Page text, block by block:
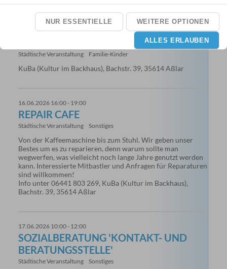
16.06.2026 15:15 - 18:30
Städtische Veranstaltung Familie-Kinder
KuBa (Kultur im Backhaus), Bachstr. 39, 35614 Aßlar
16.06.2026 16:00 - 19:00
REPAIR CAFE
Städtische Veranstaltung Sonstiges
Von der Kaffeemaschine bis zum Stuhl. Wir geben unser
Bestes um es zu reparieren, denn warum sollte man
wegwerfen, was vielleicht noch lange Jahre genutzt werden
kann. Interessierte Mitbastler und Anfragen für Reparaturen
sind willkommen!
Info unter 06441 803 269, KuBa (Kultur im Backhaus),
Bachstr. 39, 35614 Aßlar
17.06.2026 10:00 - 12:00
SOZIALBERATUNG 'KONTAKT- UND
BERATUNGSSTELLE'
Städtische Veranstaltung Sonstiges
NUR ESSENTIELLE WEITERE OPTIONEN
ALLES ERLAUBEN